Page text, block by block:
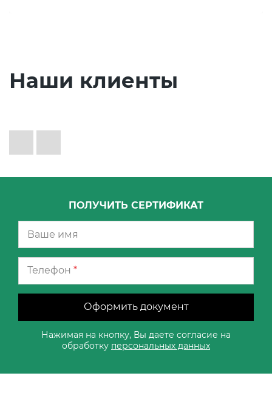
Наши клиенты
ПОЛУЧИТЬ СЕРТИФИКАТ
Телефон *
Оформить документ
Нажимая на кнопку, Вы даете согласие на
обработку персональных данных